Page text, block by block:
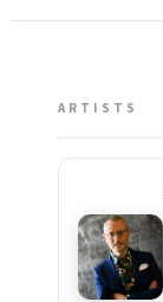
ARTISTS